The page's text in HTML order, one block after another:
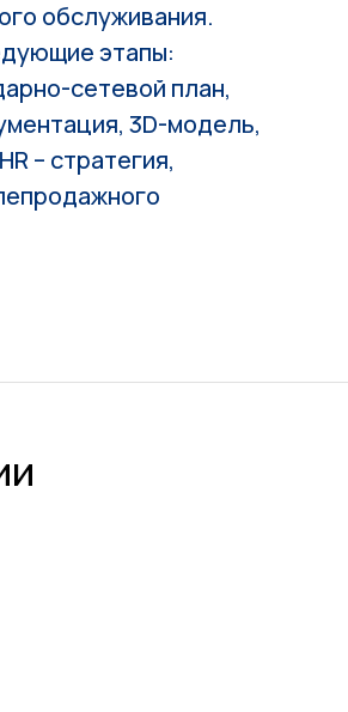
обслуживания.
этапы:
сетевой план,
3D-модель,
– стратегия,